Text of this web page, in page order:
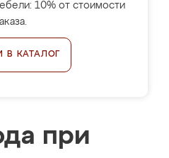
10% от стоимости
В КАТАЛОГ
при